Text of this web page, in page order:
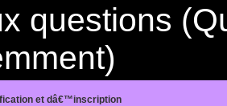
questions
et dâ€™inscription